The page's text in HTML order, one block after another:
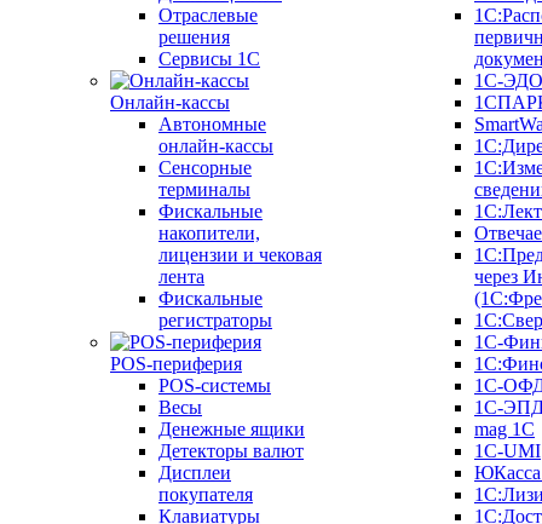
Отраслевые
решения
Сервисы 1С
Онлайн-кассы
Автономные
онлайн-кассы
Сенсорные
терминалы
Фискальные
накопители,
лицензии и чековая
лента
Фискальные
регистраторы
POS-периферия
POS-системы
Весы
Денежные ящики
Детекторы валют
Дисплеи
покупателя
Клавиатуры
1С-ЭДО
через
1С-
1С-
1С-
mag 1C
1C-UMI